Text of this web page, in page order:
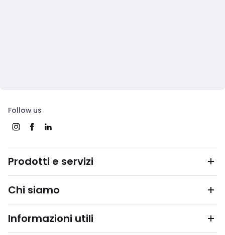
Follow us
Prodotti e servizi
Chi siamo
Informazioni utili